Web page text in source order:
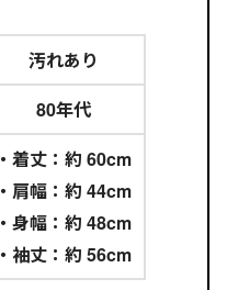
汚れあり
80年代
・着丈：約 60cm
・肩幅：約 44cm
・身幅：約 48cm
・袖丈：約 56cm